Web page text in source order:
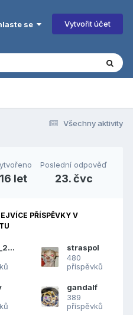
se Vytvořit účet
Všechny aktivity
16 let
Poslední odpověď
23. čvc
PŘÍSPĚVKY V
Tomas_2002
straspol
480
příspěvků
gandalf
389
příspěvků